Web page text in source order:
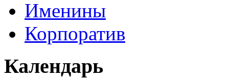
Именины
Корпоратив
Календарь